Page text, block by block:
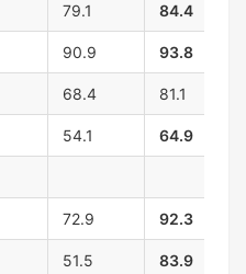
79.1 84.4
90.9 93.8
68.4 81.1
54.1 64.9
72.9 92.3
51.5 83.9